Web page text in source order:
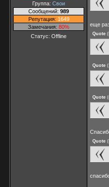
Группа: Свои
Сообщений: 989
Репутация: 1649
Замечания: 80%
Статус: Offline
еще
Quote (
Quote (
Quote (
Quote (